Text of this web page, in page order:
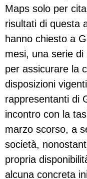
Maps solo per
risultati di questa
hanno chiesto a
mesi, una serie
per assicurare la
disposizioni
rappresentanti di
incontro con la
marzo scorso, a
società,
propria
alcuna concreta